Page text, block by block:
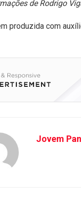
de Rodrigo
produzida com
Jovem Pan